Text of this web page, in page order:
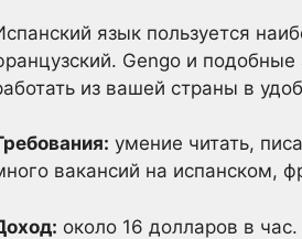
язык пользуется
Gengo и подобные
из вашей страны в
умение читать,
вакансий на испанском,
около 16 долларов в